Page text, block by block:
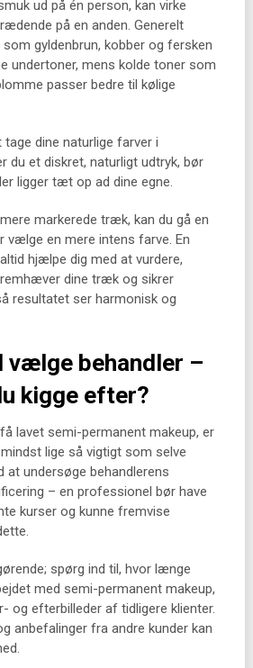
ud på én person, kan virke
på en anden. Generelt
gyldenbrun, kobber og fersken
undertoner, mens kolde toner som
passer bedre til kølige
dine naturlige farver i
du et diskret, naturligt udtryk, bør
ligger tæt op ad dine egne.
markerede træk, kan du gå en
vælge en mere intens farve. En
hjælpe dig med at vurdere,
dine træk og sikrer
resultatet ser harmonisk og
vælge behandler –
kigge efter?
lavet semi-permanent makeup, er
lige så vigtigt som selve
at undersøge behandlerens
– en professionel bør have
kurser og kunne fremvise
spørg ind til, hvor længe
med semi-permanent makeup,
og efterbilleder af tidligere klienter.
anbefalinger fra andre kunder kan